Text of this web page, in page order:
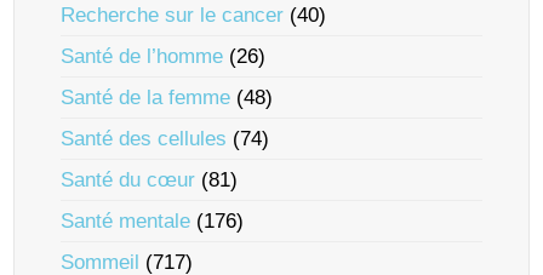
Recherche sur le cancer (40)
Santé de l’homme (26)
Santé de la femme (48)
Santé des cellules (74)
Santé du cœur (81)
Santé mentale (176)
Sommeil (717)